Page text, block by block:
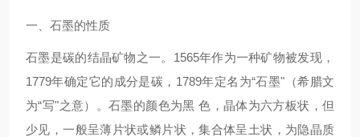
一、石墨的性质
石墨是碳的结晶矿物之一。1565年作为一种矿物被发现，
1779年确定它的成分是碳，1789年定名为“石墨"（希腊文
为“写"之意）。石墨的颜色为黑 色，晶体为六方板状，但
少见，一般呈薄片状或鳞片状，集合体呈土状，为隐晶质